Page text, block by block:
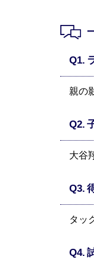
親の
大谷
タッ